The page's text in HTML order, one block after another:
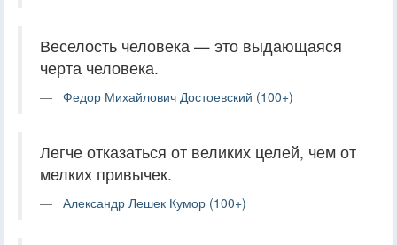
Веселость человека — это выдающаяся
черта человека.
Федор Михайлович Достоевский (100+)
Легче отказаться от великих целей, чем от
мелких привычек.
Александр Лешек Кумор (100+)